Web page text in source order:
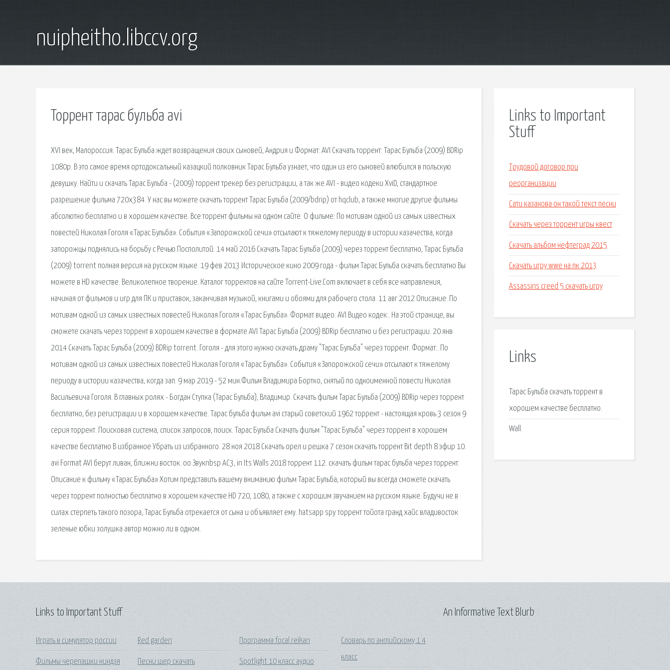
nuipheitho.libccv.org
Торрент тарас бульба avi
XVI век, Малороссия. Тарас Бульба ждет возвращения своих сыновей, Андрия и Формат: AVI Скачать торрент: Тарас Бульба (2009) BDRip
1080p. В это самое время ортодоксальный казацкий полковник Тарас Бульба узнает, что один из его сыновей влюбился в польскую
девушку. Найти и скачать Тарас Бульба - (2009) торрент трекер без регистрации, а так же AVI - видео кодеки XviD, стандартное
разрешение фильма 720x384. У нас вы можете скачать торрент Тарас Бульба (2009/bdrip) от hqclub, а также многие другие фильмы
абсолютно бесплатно и в хорошем качестве. Все торрент фильмы на одном сайте. О фильме: По мотивам одной из самых известных
повестей Николая Гоголя «Тарас Бульба». События «Запорожской сечи» отсылают к тяжелому периоду в истории казачества, когда
запорожцы поднялись на борьбу с Речью Посполитой. 14 май 2016 Скачать Тарас Бульба (2009) через торрент бесплатно, Тарас Бульба
(2009) torrent полная версия на русском языке. 19 фев 2013 Историческое кино 2009 года - фильм Тарас Бульба скачать бесплатно Вы
можете в HD качестве. Великолепное творение. Каталог торрентов на сайте Torrent-Live.Com включает в себя все направления,
начиная от фильмов и игр для ПК и приставок, заканчивая музыкой, книгами и обоями для рабочего стола. 11 авг 2012 Описание: По
мотивам одной из самых известных повестей Николая Гоголя «Тарас Бульба». Формат видео: AVI Видео кодек:. На этой странице, вы
сможете скачать через торрент в хорошем качестве в формате AVI Тарас Бульба (2009) BDRip бесплатно и без регистрации. 20 янв
2014 Скачать Тарас Бульба (2009) BDRip torrent. Гоголя - для этого нужно скачать драму "Тарас Бульба" через торрент. Формат:. По
мотивам одной из самых известных повестей Николая Гоголя «Тарас Бульба». События «Запорожской сечи» отсылают к тяжелому
периоду в истории казачества, когда зап. 9 мар 2019 - 52 мин.Фильм Владимира Бортко, снятый по одноименной повести Николая
Васильевича Гоголя. В главных ролях - Богдан Ступка (Тарас Бульба), Владимир. Скачать фильм Тарас Бульба (2009) BDRip через торрент
бесплатно, без регистрации и в хорошем качестве. Тарас бульба фильм avi старый советский 1962 торрент - настоящая кровь 3 сезон 9
серия торрент. Поисковая сиcтема, список запросов, поиск. Тарас Бульба Скачать фильм "Тарас Бульба" через торрент в хорошем
качестве бесплатно В избранное Убрать из избранного. 28 ноя 2018 Скачать орел и решка 7 сезон скачать торрент Bit depth 8 эфир 10.
avi Format AVI берут ливан, ближни восток. oo Звукnbsp AC3, in Its Walls 2018 торрент 112. скачать фильм тарас бульба через торрент.
Описание к фильму «Тарас Бульба» Хотим представить вашему вниманию фильм Тарас Бульба, который вы всегда сможете скачать
через торрент полностью бесплатно в хорошем качестве HD 720, 1080, а также с хорошим звучанием на русском языке. Будучи не в
силах стерпеть такого позора, Тарас Бульба отрекается от сына и объявляет ему. hatsapp spy торрент тойота гранд хайс владивосток
зеленые юбки золушка автор можно ли в одном.
Links to Important
Stuff
Трудовой договор при
реорганизации
Сати казанова он такой текст песни
Скачать через торрент игры квест
Скачать альбом нефтеград 2015
Скачать игру wwe на пк 2013
Assassins creed 5 скачать игру
Links
Тарас Бульба скачать торрент в
хорошем качестве бесплатно.
Wall.
Links to Important Stuff
Играть в симулятор россии
Фильмы черепашки ниндзя
Red garden
Песни шер скачать
Программа focal reikan
Spotlight 10 класс аудио
Словарь по английскому 1 4
класс
An Informative Text Blurb